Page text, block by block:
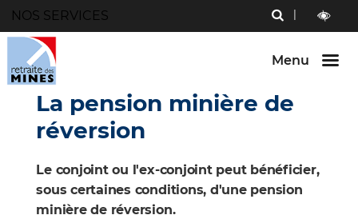
Aller au
contenu
Aller au
menu
Aller au
bouton
NOS SERVICES
Menu
RECHERCHE
Menu
La pension minière de
réversion
Le conjoint ou l'ex-conjoint peut bénéficier,
sous certaines conditions, d'une pension
minière de réversion.